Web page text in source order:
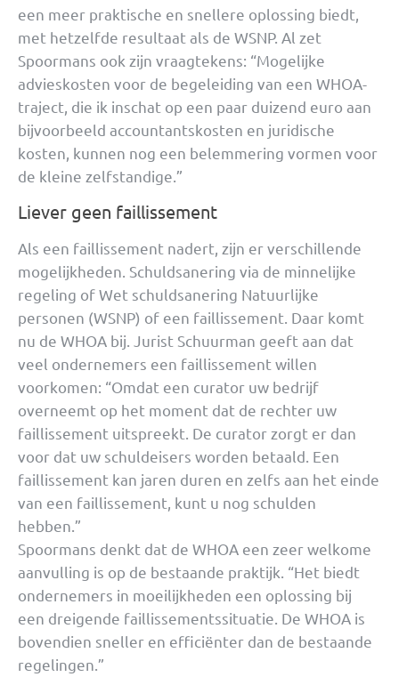
een meer praktische en snellere oplossing biedt,
met hetzelfde resultaat als de WSNP. Al zet
Spoormans ook zijn vraagtekens: “Mogelijke
advieskosten voor de begeleiding van een WHOA-
traject, die ik inschat op een paar duizend euro aan
bijvoorbeeld accountantskosten en juridische
kosten, kunnen nog een belemmering vormen voor
de kleine zelfstandige.”
Liever geen faillissement
Als een faillissement nadert, zijn er verschillende
mogelijkheden. Schuldsanering via de minnelijke
regeling of Wet schuldsanering Natuurlijke
personen (WSNP) of een faillissement. Daar komt
nu de WHOA bij. Jurist Schuurman geeft aan dat
veel ondernemers een faillissement willen
voorkomen: “Omdat een curator uw bedrijf
overneemt op het moment dat de rechter uw
faillissement uitspreekt. De curator zorgt er dan
voor dat uw schuldeisers worden betaald. Een
faillissement kan jaren duren en zelfs aan het einde
van een faillissement, kunt u nog schulden
hebben.”
Spoormans denkt dat de WHOA een zeer welkome
aanvulling is op de bestaande praktijk. “Het biedt
ondernemers in moeilijkheden een oplossing bij
een dreigende faillissementssituatie. De WHOA is
bovendien sneller en efficiënter dan de bestaande
regelingen.”